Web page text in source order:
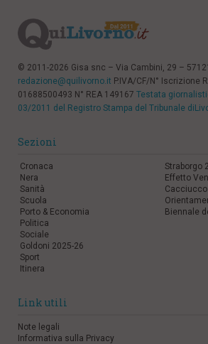
© 2011-2026 Gisa snc – Via Cambini, 29 –
redazione@quilivorno.it P.IVA/CF/N° Iscrizione
01688500493 N° REA 149167 Testata
03/2011 del Registro Stampa del Tribunale
Sezioni
Cronaca
Nera
Sanità
Scuola
Porto & Economia
Politica
Sociale
Goldoni 2025-26
Sport
Itinera
Straborgo
Effetto
Biennale
Link utili
Note legali
Informativa sulla Privacy